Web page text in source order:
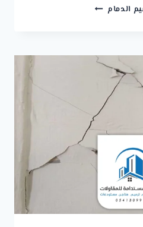
الدمام مقاول
ت:
0541309913
خارجي
الخبر